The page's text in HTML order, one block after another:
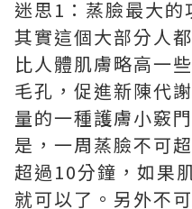
迷思1：蒸臉最大的
其實這個大部分人
比人體肌膚略高一
毛孔，促進新陳代
量的一種護膚小竅
是，一周蒸臉不可
超過10分鐘，如果
就可以了。另外不